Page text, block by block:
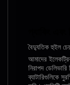
বৈদ্যুতিক হুইল
আমাদের
নিরাপদ
ব্যাটারিগুলিকে